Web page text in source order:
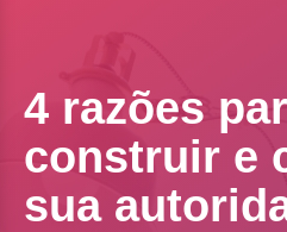
4 razões
construir e
sua